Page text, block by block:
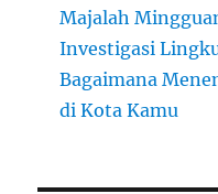
Majalah
Investigasi
Bagaimana
di Kota Kamu